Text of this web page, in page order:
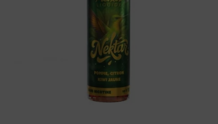
Arômes : pomme, citron, kiwi. E-liquide
Nektar Le French Liquide. Disponible en 50